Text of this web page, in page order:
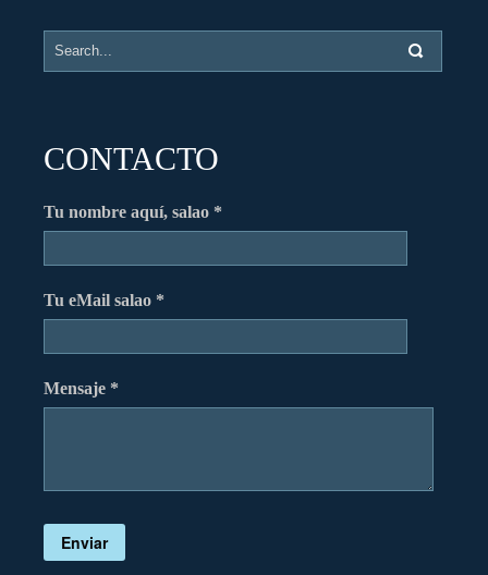
CONTACTO
Tu nombre aquí, salao *
Tu eMail salao *
Mensaje *
Enviar